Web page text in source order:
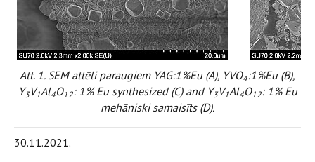
Att. 1. SEM attēli paraugiem YAG:1%Eu (A), YVO4:1%Eu (B),
Y3V1Al4O12: 1% Eu synthesized (C) and Y3V1Al4O12: 1% Eu
mehāniski samaisīts (D).
30.11.2021.